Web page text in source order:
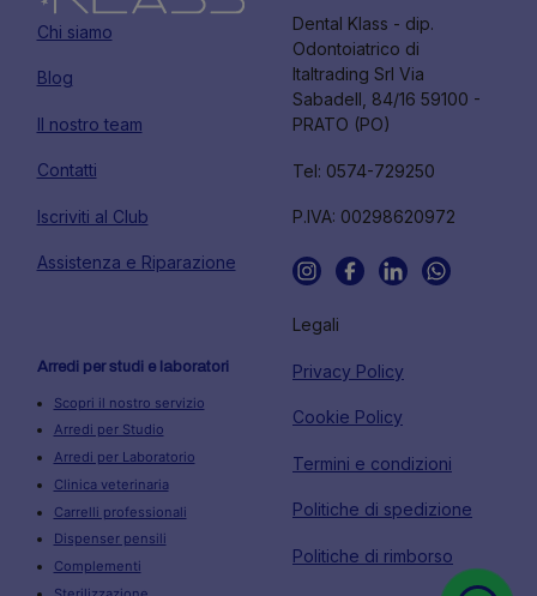
Chi siamo
Blog
Il nostro team
Contatti
Iscriviti al Club
Assistenza e Riparazione
Dental Klass - dip.
Odontoiatrico di
Italtrading Srl Via
Sabadell, 84/16 59100 -
PRATO (PO)
Tel: 0574-729250
P.IVA: 00298620972
Arredi per studi e laboratori
Scopri il nostro servizio
Arredi per Studio
Arredi per Laboratorio
Clinica veterinaria
Carrelli professionali
Dispenser pensili
Complementi
Legali
Privacy Policy
Cookie Policy
Termini e condizioni
Politiche di spedizione
Politiche di rimborso